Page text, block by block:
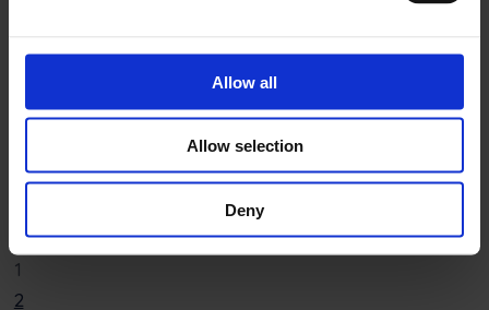
Allow all
Allow selection
Deny
Posta dağıtımının 4.260 çalışan için modernleştirilmesi
Learn more
1
2